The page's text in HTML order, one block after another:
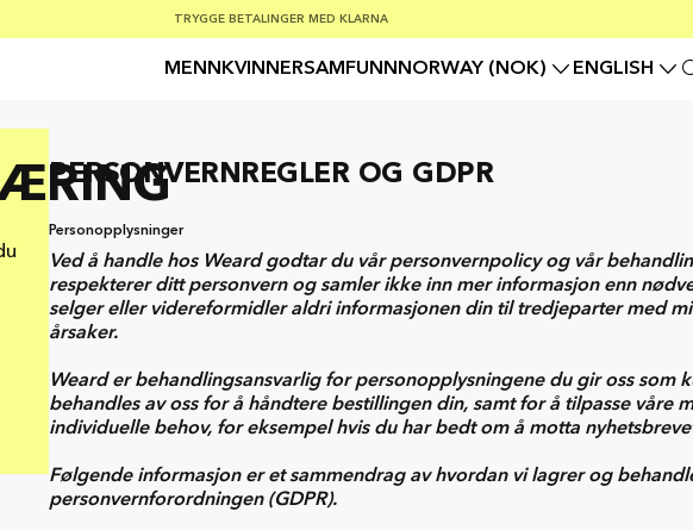
SOMMERSALG 30–50 % RABATT PÅ ALT
GRATIS FRAKT PÅ ORDRE OVER €100
TRYGGE BETALINGER MED KLARNA
MENN KVINNERSAMFUNN NORWAY (NOK) ENGLISH
PERSONVERNREGLER OG GDPR
Personopplysninger
Ved å handle hos Weard godtar du vår personvernpolicy og vår
respekterer ditt personvern og samler ikke inn mer informasjon enn
selger eller videreformidler aldri informasjonen din til tredjeparter med
årsaker.
Weard er behandlingsansvarlig for personopplysningene du gir oss som
behandles av oss for å håndtere bestillingen din, samt for å tilpasse våre
individuelle behov, for eksempel hvis du har bedt om å motta
Følgende informasjon er et sammendrag av hvordan vi lagrer og
personvernforordningen (GDPR).